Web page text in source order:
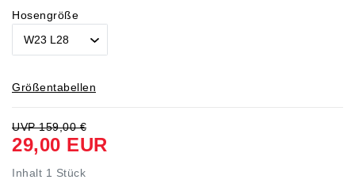
Hosengröße
Größentabellen
UVP 159,00 €
29,00 EUR
Inhalt 1 Stück